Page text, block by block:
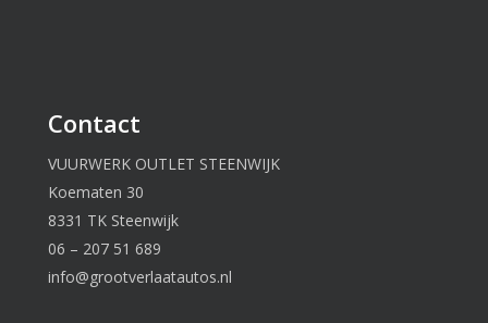
Contact
VUURWERK OUTLET STEENWIJK
Koematen 30
8331 TK Steenwijk
06 – 207 51 689
info@grootverlaatautos.nl